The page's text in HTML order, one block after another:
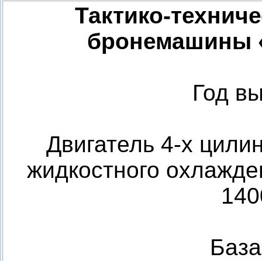
Тактико-
бронемашины
Год
Двигатель 4-х
жидкостного